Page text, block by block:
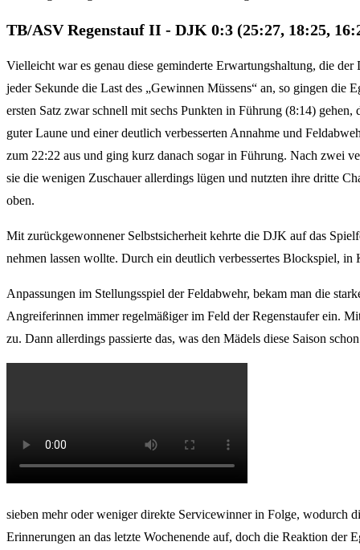
TB/ASV Regenstauf II - DJK 0:3 (25:27, 18:25,
Vielleicht war es genau diese geminderte Erwartungshaltung, die
jeder Sekunde die Last des „Gewinnen Müssens“ an, so gingen
ersten Satz zwar schnell mit sechs Punkten in Führung (8:14)
guter Laune und einer deutlich verbesserten Annahme und
zum 22:22 aus und ging kurz danach sogar in Führung. Nach zwei
sie die wenigen Zuschauer allerdings lügen und nutzten ihre dritte
oben.
Mit zurückgewonnener Selbstsicherheit kehrte die DJK auf das
nehmen lassen wollte. Durch ein deutlich verbessertes Blockspiel,
Anpassungen im Stellungsspiel der Feldabwehr, bekam man die
Angreiferinnen immer regelmäßiger im Feld der Regenstaufer ein.
zu. Dann allerdings passierte das, was den Mädels diese Saison
sieben mehr oder weniger direkte Servicewinner in Folge, wodurch
Erinnerungen an das letzte Wochenende auf, doch die Reaktion